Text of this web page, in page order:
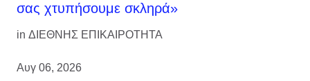
σας χτυπήσουμε σκληρά»
in ΔΙΕΘΝΗΣ ΕΠΙΚΑΙΡΟΤΗΤΑ
Αυγ 06, 2026